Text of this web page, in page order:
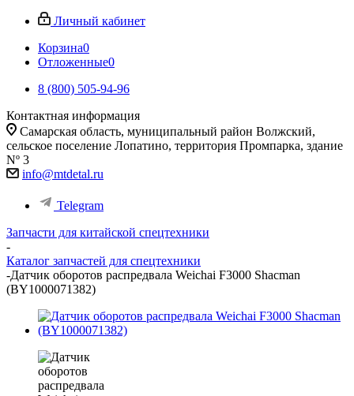
Личный кабинет
Корзина0
Отложенные0
8 (800) 505-94-96
Контактная информация
Самарская область, муниципальный район Волжский,
сельское поселение Лопатино, территория Промпарка, здание
Nº 3
info@mtdetal.ru
Telegram
Запчасти для китайской спецтехники
-
Каталог запчастей для спецтехники
-Датчик оборотов распредвала Weichai F3000 Shacman
(BY1000071382)